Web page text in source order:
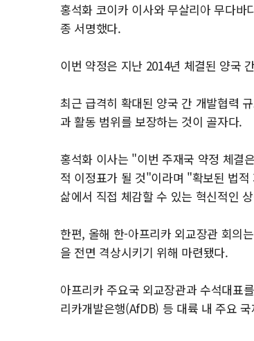
홍석화 코이카 이사와 무살리아 무다
종 서명했다.
이번 약정은 지난 2014년 체결된 양국
최근 급격히 확대된 양국 간 개발협력
과 활동 범위를 보장하는 것이 골자다.
홍석화 이사는 "이번 주재국 약정 체결
적 이정표가 될 것"이라며 "확보된 법
삶에서 직접 체감할 수 있는 혁신적인
한편, 올해 한-아프리카 외교장관 회의
을 전면 격상시키기 위해 마련됐다.
아프리카 주요국 외교장관과 수석대표
리카개발은행(AfDB) 등 대륙 내 주요